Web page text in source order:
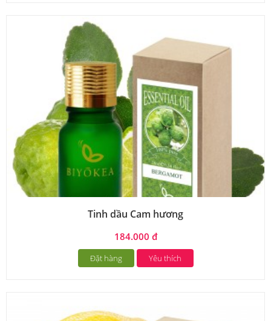
Tinh dầu Cam hương
184.000 đ
Đặt hàng Yêu thích